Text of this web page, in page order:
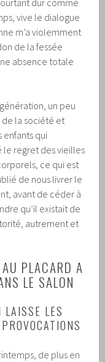
vive le dialogue
m’a violemment
de la fessée
absence totale
un peu
de la société et
enfants qui
le regret des vieilles
ce qui est
de nous livrer le
avant de céder à
qu’il existait de
autrement et
PLACARD A
LE SALON
LAISSE LES
de plus en